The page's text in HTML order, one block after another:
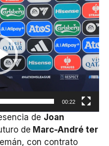
00:22
de Joan
de Marc-André ter
con contrato